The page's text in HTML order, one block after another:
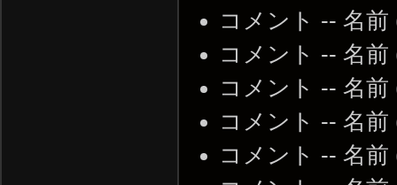
コメント -- 名前
コメント -- 名前
コメント -- 名前
コメント -- 名前
コメント -- 名前